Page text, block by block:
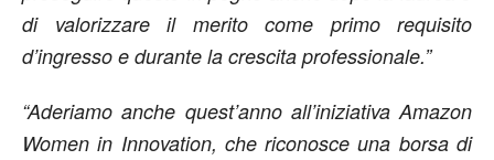
di valorizzare il merito come primo requisito
d’ingresso e durante la crescita professionale.”
“Aderiamo anche quest’anno all’iniziativa Amazon
Women in Innovation, che riconosce una borsa di